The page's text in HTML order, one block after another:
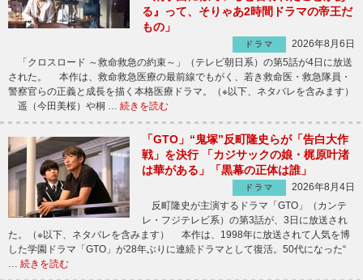
る』って、そりゃあ2時間ドラマの帝王だ
もの」
ドラマ
2026年8月6日
「クロスロード ～救命救急の約束～」（テレビ朝日系）の第5話が4日に放送
された。 本作は、救命救急医療の最前線でもがく、若き救命医・救急隊員・
警察官らの正義と成長を描く本格医療ドラマ。（※以下、ネタバレを含みます）
遥（今田美桜）や桐 … 続きを読む
「GTO」“鬼塚”反町隆史らが「告白大作
戦」を決行 「カジサックの娘・梶原叶渚
は華がある」「黒幕の正体は誰」
ドラマ
2026年8月4日
反町隆史が主演するドラマ「GTO」（カンテ
レ・フジテレビ系）の第3話が、3日に放送され
た。（※以下、ネタバレを含みます） 本作は、1998年に放送されて人気を博
した学園ドラマ「GTO」が28年ぶりに連続ドラマとして復活。50代になった“
続きを読む